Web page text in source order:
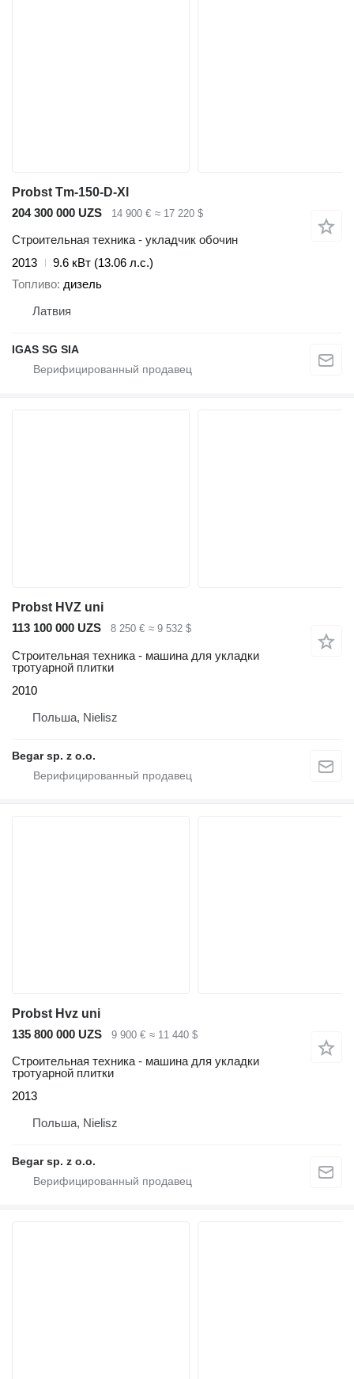
Probst Tm-150-D-Xl
204 300 000 UZS
14 900 € ≈ 17 220 $
Строительная техника - укладчик обочин
2013
9.6 кВт (13.06 л.с.)
Топливо дизель
Латвия
IGAS SG SIA
Probst HVZ uni
113 100 000 UZS
8 250 € ≈ 9 532 $
Строительная техника - машина для укладки
тротуарной плитки
2010
Польша, Nielisz
Begar sp. z o.o.
Probst Hvz uni
135 800 000 UZS
9 900 € ≈ 11 440 $
Строительная техника - машина для укладки
тротуарной плитки
2013
Польша, Nielisz
Begar sp. z o.o.